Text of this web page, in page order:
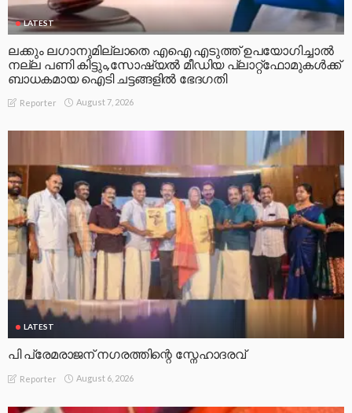
LATEST
ലക്കും ലഗാനുമില്ലാതെ എഐ എടുത്ത് ഉപയോഗിച്ചാല്‍
നല്ല പണി കിട്ടും,സോഷ്യല്‍ മീഡിയ പ്ലാറ്റ്‌ഫോമുകള്‍ക്ക്
ബാധകമായ ഐടി ചട്ടങ്ങളില്‍ ഭേദഗതി
Reporter August 7, 2026
LATEST
പി പ്രേമരാജന് നഗരത്തിന്റെ സ്നേഹാദരവ്
Reporter August 6, 2026